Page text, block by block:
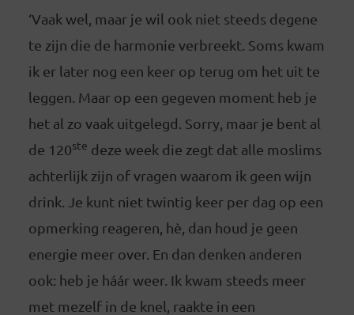
‘Vaak wel, maar je wil ook niet steeds degene
te zijn die de harmonie verbreekt. Soms kwam
ik er later nog een keer op terug om het uit te
leggen. Maar op een gegeven moment heb je
het al zo vaak uitgelegd. Sorry, maar je bent al
de 120ste deze week die zegt dat alle moslims
achterlijk zijn of vragen waarom ik geen wijn
drink. Je kunt niet twintig keer per dag op een
opmerking reageren, hè, dan houd je geen
energie meer over. En dan denken anderen
ook: heb je háár weer. Ik kwam steeds meer
met mezelf in de knel, raakte in een